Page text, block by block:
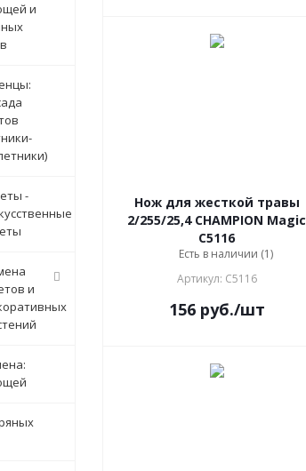
Нож для жесткой травы
2/255/25,4 CHAMPION Magic
C5116
Есть в наличии (1)
Артикул: C5116
156руб./шт
и
-
и